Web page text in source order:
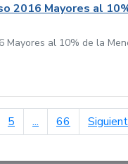
2016 Mayores al
Mayores al 10% de la
5 ... 66